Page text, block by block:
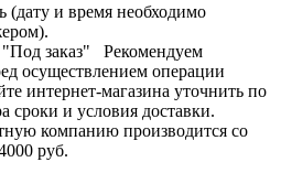
(дату и время необходимо
заказ" Рекомендуем
осуществлением операции
интернет-магазина уточнить по
сроки и условия доставки.
компанию производится со
руб.